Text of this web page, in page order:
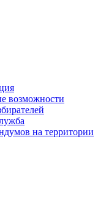
возможности
на территории